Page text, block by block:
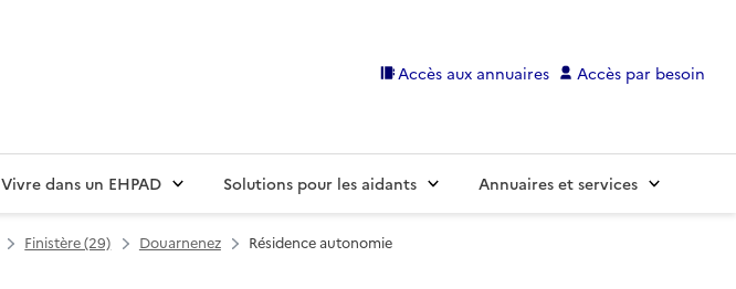
Accès aux annuaires Accès par besoin
Vivre dans un EHPAD Solutions pour les aidants Annuaires et services
Finistère (29) Douarnenez Résidence autonomie